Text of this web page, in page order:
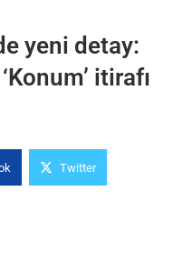
yeni detay:
itirafı
Twitter